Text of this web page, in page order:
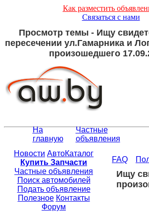
Как разместить
Связаться с нами
Просмотр темы - Ищу
пересечении ул.Гамарника и
произошедшего
На
главную
Частные
объявления
Новости АвтоКаталог
Купить Запчасти
Частные объявления
Поиск автомобилей
Подать объявление
Полезное Контакты
Форум
FAQ
Ищу